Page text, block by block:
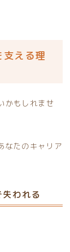
える理
かもしれませ
なたのキャリア
われる